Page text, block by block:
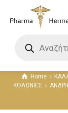
Home
ΚΟΛΩΝΙΕΣ